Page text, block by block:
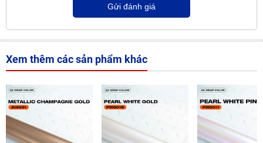
Gửi đánh giá
Xem thêm các sản phẩm khác